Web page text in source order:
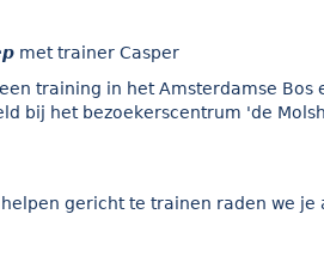
met trainer Casper
training in het Amsterdamse
bij het bezoekerscentrum 'de
gericht te trainen raden we